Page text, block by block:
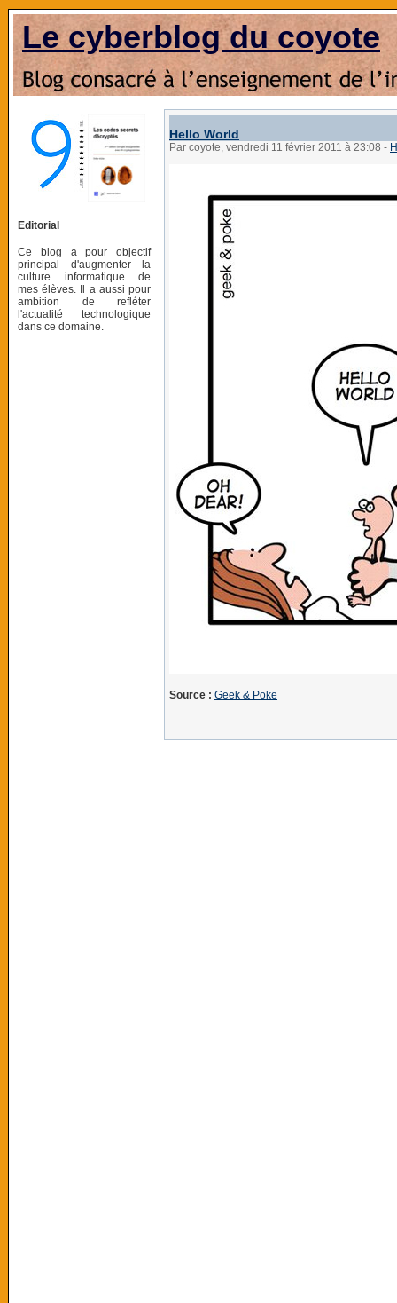
Le cyberblog du coyote
Editorial
Ce blog a pour objectif
principal d'augmenter la
culture informatique de
mes élèves. Il a aussi pour
ambition de refléter
l'actualité technologique
dans ce domaine.
Hello World
Par coyote, vendredi 11 février 2011 à 23:08 -
Source : Geek & Poke